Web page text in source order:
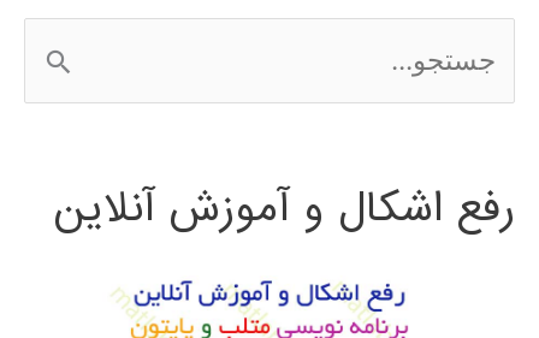
س
ج
رفع اشکال و آموزش آنلاین